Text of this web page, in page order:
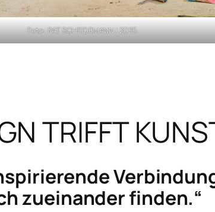
Foto: PAT SCHEIDEMANN | 2025
TRIFFT
zueinander finden.“